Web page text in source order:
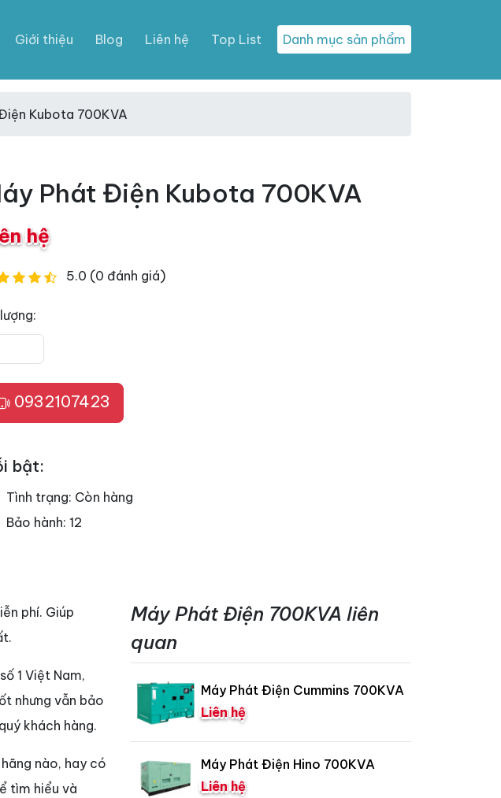
Giới thiệu Blog Liên hệ Top List Danh mục sản phẩm
Kubota 700KVA
Phát Điện Kubota 700KVA
hệ
5.0 (0 đánh giá)
0932107423
bật:
Tình trạng: Còn hàng
Bảo hành: 12
phí. Giúp
số 1 Việt Nam,
nhưng vẫn bảo
khách hàng.
nào, hay có
tìm hiểu và
Máy Phát Điện 700KVA liên
quan
Máy Phát Điện Cummins 700KVA
Liên hệ
Máy Phát Điện Hino 700KVA
Liên hệ